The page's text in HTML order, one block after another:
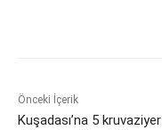
Önceki İçerik
Kuşadası’na 5 kruvaziyer